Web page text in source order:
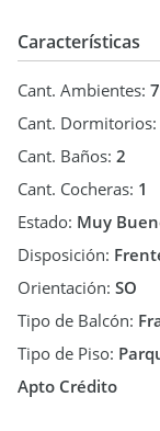
Características
Cant. Ambientes: 7
Cant. Dormitorios:
Cant. Baños: 2
Cant. Cocheras: 1
Estado: Muy
Disposición:
Orientación: SO
Tipo de Balcón:
Tipo de Piso:
Apto Crédito